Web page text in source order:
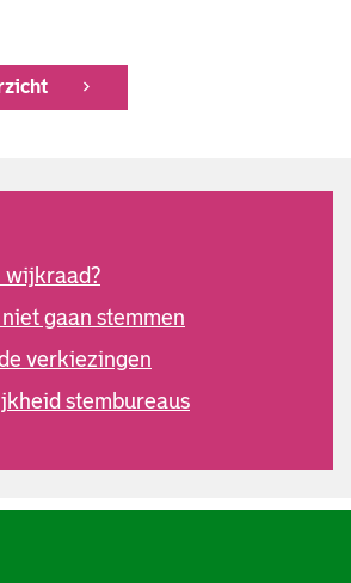
wijkraad?
gaan stemmen
verkiezingen
stembureaus